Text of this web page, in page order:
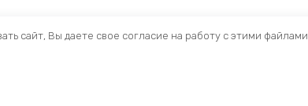
сайт, Вы даете свое согласие на работу с этими файлами.